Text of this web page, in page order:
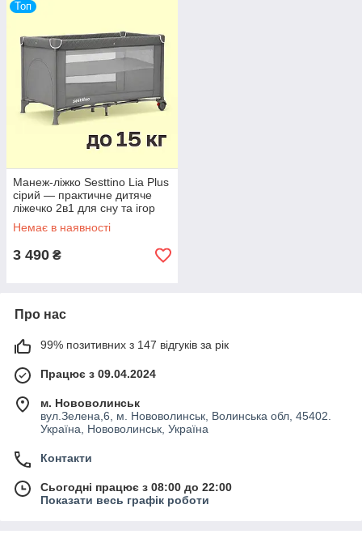
Топ
Манеж-ліжко Sesttino Lia Plus
сірий — практичне дитяче
ліжечко 2в1 для сну та ігор
вдома чи в подорожі
Немає в наявності
3 490 ₴
Про нас
99% позитивних з 147 відгуків за рік
Працює з 09.04.2024
м. Нововолинськ
вул.Зелена,6, м. Нововолинськ, Волинська обл, 45402.
Україна, Нововолинськ, Україна
Контакти
Сьогодні працює з 08:00 до 22:00
Показати весь графік роботи